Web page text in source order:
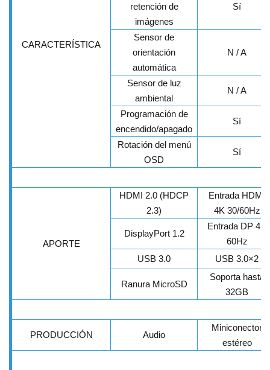
CARACTERÍSTICA
retención de
imágenes
Sí
Sensor de
orientación
automática
N / A
Sensor de luz
ambiental
N / A
Programación de
encendido/apagado
Sí
Rotación del menú
OSD
Sí
APORTE
HDMI 2.0 (HDCP
2.3)
Entrada HDMI
4K 30/60Hz
DisplayPort 1.2
Entrada DP 4K
60Hz
USB 3.0
USB 3.0×2
Ranura MicroSD
Soporta hasta
32GB
PRODUCCIÓN Audio
Miniconector
estéreo